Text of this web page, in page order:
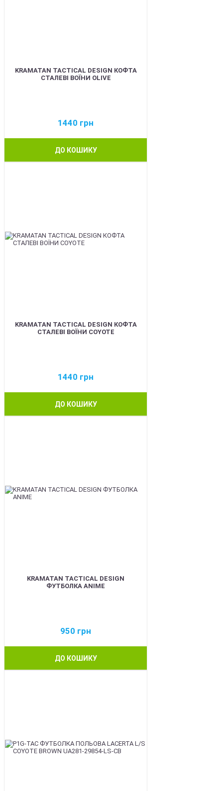
KRAMATAN TACTICAL DESIGN КОФТА
СТАЛЕВІ ВОЇНИ OLIVE
1440 грн
ДО КОШИКУ
KRAMATAN TACTICAL DESIGN КОФТА
СТАЛЕВІ ВОЇНИ COYOTE
1440 грн
ДО КОШИКУ
KRAMATAN TACTICAL DESIGN
ФУТБОЛКА ANIME
950 грн
ДО КОШИКУ